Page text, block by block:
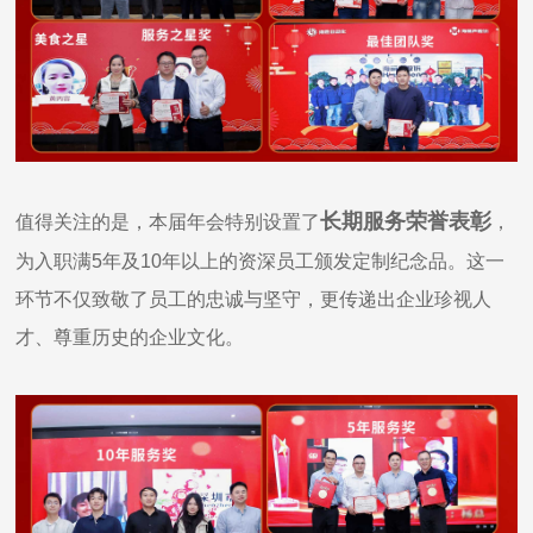
值得关注的是，本届年会特别设置了长期服务荣誉表彰 ，
为入职满5年及10年以上的资深员工颁发定制纪念品。这一
环节不仅致敬了员工的忠诚与坚守，更传递出企业珍视人
才、尊重历史的企业文化。